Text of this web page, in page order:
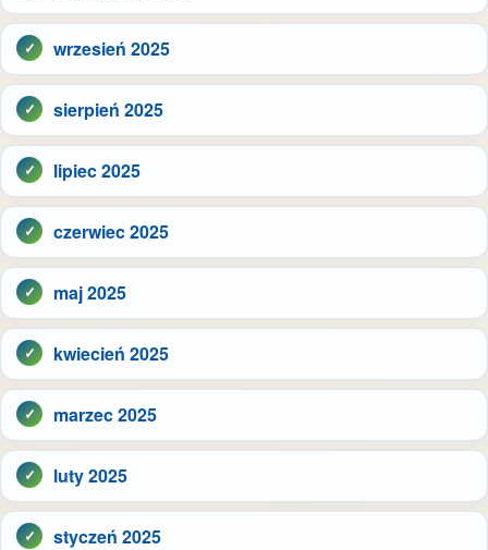
wrzesień 2025
sierpień 2025
lipiec 2025
czerwiec 2025
maj 2025
kwiecień 2025
marzec 2025
luty 2025
styczeń 2025